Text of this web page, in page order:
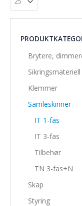
Brytere,
Sikringsmateriell
Klemmer
Samleskinner
IT 1-fas
IT 3-fas
Tilbehør
TN 3-fas+N
Skap
Styring